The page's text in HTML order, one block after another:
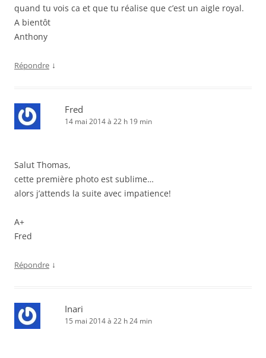
quand tu vois ca et que tu réalise que c’est un aigle royal.
A bientôt
Anthony
Répondre ↓
Fred
14 mai 2014 à 22 h 19 min
Salut Thomas,
cette première photo est sublime…
alors j’attends la suite avec impatience!
A+
Fred
Répondre ↓
Inari
15 mai 2014 à 22 h 24 min